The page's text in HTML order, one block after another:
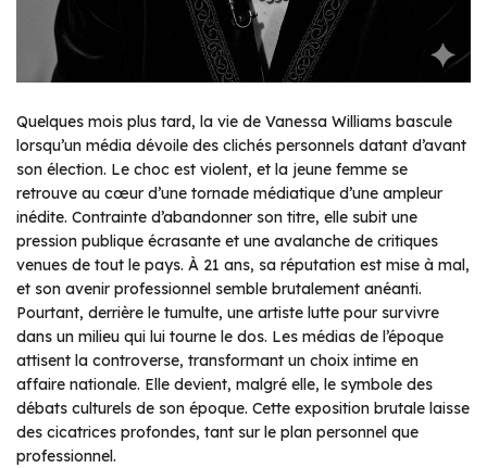
Quelques mois plus tard, la vie de Vanessa Williams bascule
lorsqu’un média dévoile des clichés personnels datant d’avant
son élection. Le choc est violent, et la jeune femme se
retrouve au cœur d’une tornade médiatique d’une ampleur
inédite. Contrainte d’abandonner son titre, elle subit une
pression publique écrasante et une avalanche de critiques
venues de tout le pays. À 21 ans, sa réputation est mise à mal,
et son avenir professionnel semble brutalement anéanti.
Pourtant, derrière le tumulte, une artiste lutte pour survivre
dans un milieu qui lui tourne le dos. Les médias de l’époque
attisent la controverse, transformant un choix intime en
affaire nationale. Elle devient, malgré elle, le symbole des
débats culturels de son époque. Cette exposition brutale laisse
des cicatrices profondes, tant sur le plan personnel que
professionnel.